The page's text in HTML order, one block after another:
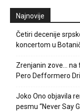
Najnovije
Četiri decenije
koncertom u
Zrenjanin zove… na
Pero Defformero
Joko Ono objavila
pesmu “Never Say